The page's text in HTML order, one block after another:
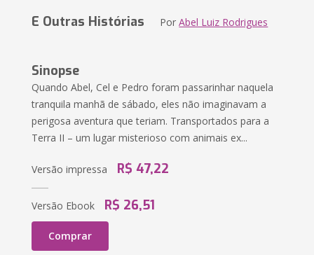
E Outras Histórias PorAbel Luiz Rodrigues
Sinopse
Quando Abel, Cel e Pedro foram passarinhar naquela
tranquila manhã de sábado, eles não imaginavam a
perigosa aventura que teriam. Transportados para a
Terra II – um lugar misterioso com animais ex...
Versão impressa R$ 47,22
Versão Ebook R$ 26,51
Comprar